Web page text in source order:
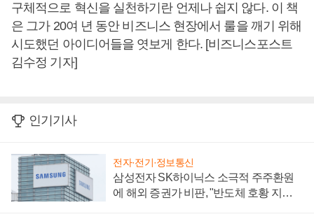
구체적으로 혁신을 실천하기란 언제나 쉽지 않다. 이 책
은 그가 20여 년 동안 비즈니스 현장에서 룰을 깨기 위해
시도했던 아이디어들을 엿보게 한다. [비즈니스포스트
김수정 기자]
인기기사
전자·전기·정보통신
삼성전자 SK하이닉스 소극적 주주환원
에 해외 증권가 비판, "반도체 호황 지속